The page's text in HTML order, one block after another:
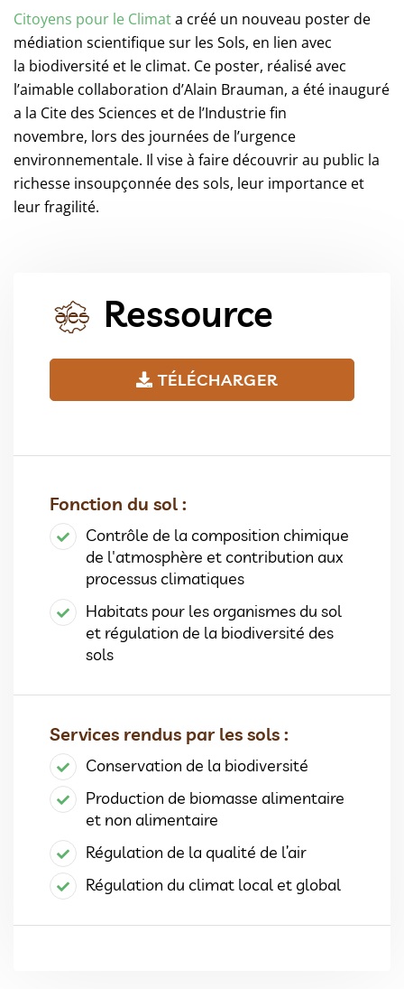
Citoyens pour le Climata créé un nouveau poster de
médiation scientifique sur les Sols, en lien avec
la biodiversité et le climat. Ce poster, réalisé avec
l’aimable collaboration d’Alain Brauman, a été inauguré
a la Cite des Sciences et de l’Industrie fin
novembre, lors des journées de l’urgence
environnementale. Il vise à faire découvrir au public la
richesse insoupçonnée des sols, leur importance et
leur fragilité.
Ressource
TÉLÉCHARGER
Fonction du sol :
Contrôle de la composition chimique
de l'atmosphère et contribution aux
processus climatiques
Habitats pour les organismes du sol
et régulation de la biodiversité des
sols
Services rendus par les sols :
Conservation de la biodiversité
Production de biomasse alimentaire
et non alimentaire
Régulation de la qualité de l’air
Régulation du climat local et global